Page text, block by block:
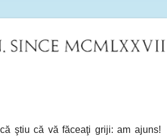
ştiu că vă făceaţi griji: am ajuns!